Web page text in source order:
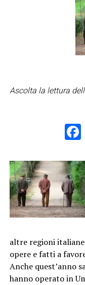
Ascolta la lettura
altre regioni
opere e fatti a
Anche quest’anno
hanno operato in